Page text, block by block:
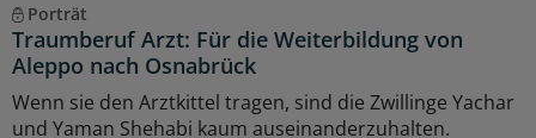
Porträt
Traumberuf Arzt: Für die Weiterbildung von
Aleppo nach Osnabrück
Wenn sie den Arztkittel tragen, sind die Zwillinge Yachar
und Yaman Shehabi kaum auseinanderzuhalten.